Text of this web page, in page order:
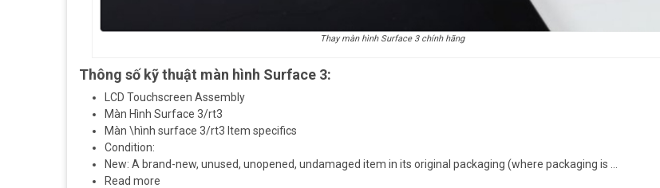
Thay màn hình Surface 3 chính hãng
Thông số kỹ thuật màn hình Surface 3:
LCD Touchscreen Assembly
Màn Hình Surface 3/rt3
Màn \hình surface 3/rt3 Item specifics
Condition:
New: A brand-new, unused, unopened, undamaged item in its original packaging (where packaging is …
Read more